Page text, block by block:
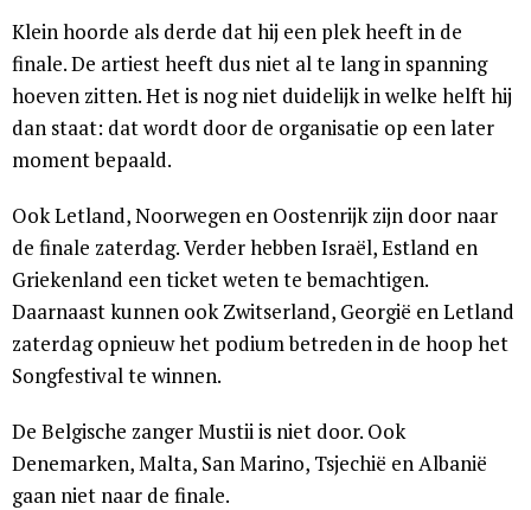
Klein hoorde als derde dat hij een plek heeft in de
finale. De artiest heeft dus niet al te lang in spanning
hoeven zitten. Het is nog niet duidelijk in welke helft hij
dan staat: dat wordt door de organisatie op een later
moment bepaald.
Ook Letland, Noorwegen en Oostenrijk zijn door naar
de finale zaterdag. Verder hebben Israël, Estland en
Griekenland een ticket weten te bemachtigen.
Daarnaast kunnen ook Zwitserland, Georgië en Letland
zaterdag opnieuw het podium betreden in de hoop het
Songfestival te winnen.
De Belgische zanger Mustii is niet door. Ook
Denemarken, Malta, San Marino, Tsjechië en Albanië
gaan niet naar de finale.